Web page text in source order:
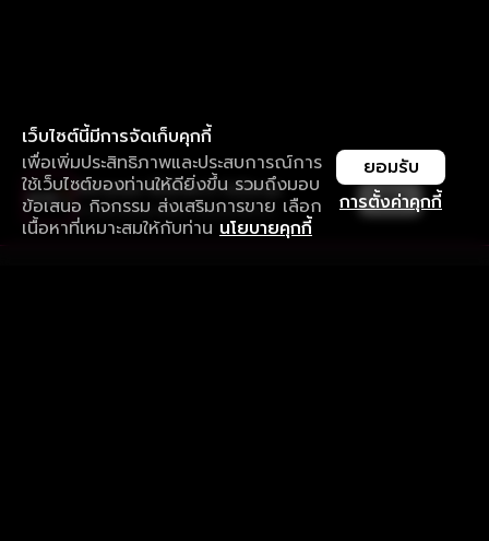
เว็บไซต์นี้มีการจัดเก็บคุกกี้
เพื่อเพิ่มประสิทธิภาพและประสบการณ์การ
ใช้เว็บไซต์ของท่านให้ดียิ่งขึ้น รวมถึงมอบ
ข้อเสนอ กิจกรรม ส่งเสริมการขาย เลือก
เนื้อหาที่เหมาะสมให้กับท่าน นโยบายคุกกี้
การตั้งค่าคุกกี้
ยอมรับ
ใช้งานแอป ลื่นไหลกว่า ไม่มีสะดุด
ดาวน์โหลดแอปเพื่อการรับชมที่ดีกว่า เปิด